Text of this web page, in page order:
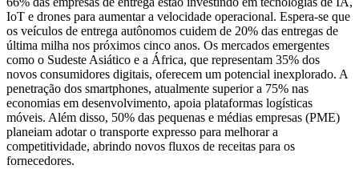
IoT e drones para aumentar a velocidade operacional. Espera-se que
os veículos de entrega autônomos cuidem de 20% das entregas de
última milha nos próximos cinco anos. Os mercados emergentes
como o Sudeste Asiático e a África, que representam 35% dos
novos consumidores digitais, oferecem um potencial inexplorado. A
penetração dos smartphones, atualmente superior a 75% nas
economias em desenvolvimento, apoia plataformas logísticas
móveis. Além disso, 50% das pequenas e médias empresas (PME)
planeiam adotar o transporte expresso para melhorar a
competitividade, abrindo novos fluxos de receitas para os
fornecedores.